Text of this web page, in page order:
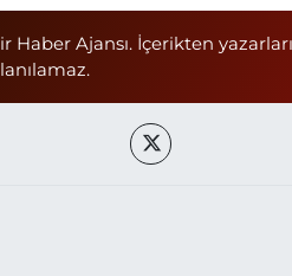
Haber Ajansı. İçerikten